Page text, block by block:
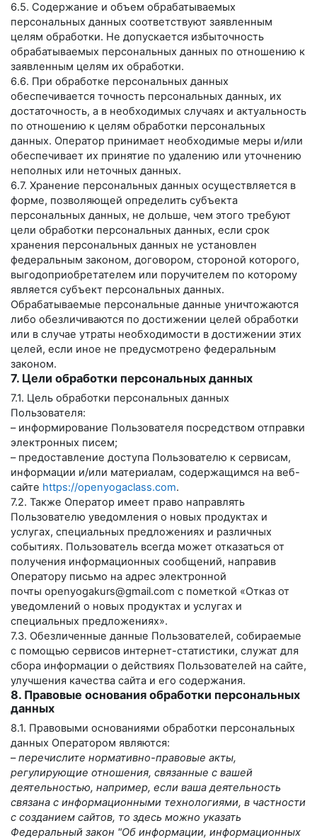
6.5. Содержание и объем обрабатываемых
персональных данных соответствуют заявленным
целям обработки. Не допускается избыточность
обрабатываемых персональных данных по отношению к
заявленным целям их обработки.
6.6. При обработке персональных данных
обеспечивается точность персональных данных, их
достаточность, а в необходимых случаях и актуальность
по отношению к целям обработки персональных
данных. Оператор принимает необходимые меры и/или
обеспечивает их принятие по удалению или уточнению
неполных или неточных данных.
6.7. Хранение персональных данных осуществляется в
форме, позволяющей определить субъекта
персональных данных, не дольше, чем этого требуют
цели обработки персональных данных, если срок
хранения персональных данных не установлен
федеральным законом, договором, стороной которого,
выгодоприобретателем или поручителем по которому
является субъект персональных данных.
Обрабатываемые персональные данные уничтожаются
либо обезличиваются по достижении целей обработки
или в случае утраты необходимости в достижении этих
целей, если иное не предусмотрено федеральным
законом.
7. Цели обработки персональных данных
7.1. Цель обработки персональных данных
Пользователя:
– информирование Пользователя посредством отправки
электронных писем;
– предоставление доступа Пользователю к сервисам,
информации и/или материалам, содержащимся на веб-
сайте https://openyogaclass.com.
7.2. Также Оператор имеет право направлять
Пользователю уведомления о новых продуктах и
услугах, специальных предложениях и различных
событиях. Пользователь всегда может отказаться от
получения информационных сообщений, направив
Оператору письмо на адрес электронной
почты openyogakurs@gmail.com с пометкой «Отказ от
уведомлений о новых продуктах и услугах и
специальных предложениях».
7.3. Обезличенные данные Пользователей, собираемые
с помощью сервисов интернет-статистики, служат для
сбора информации о действиях Пользователей на сайте,
улучшения качества сайта и его содержания.
8. Правовые основания обработки персональных
данных
8.1. Правовыми основаниями обработки персональных
данных Оператором являются:
–перечислите нормативно-правовые акты,
регулирующие отношения, связанные с вашей
деятельностью, например, если ваша деятельность
связана с информационными технологиями, в частности
с созданием сайтов, то здесь можно указать
Федеральный закон "Об информации, информационных